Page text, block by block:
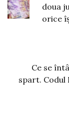
doua
orice
Ce se
spart. Codul